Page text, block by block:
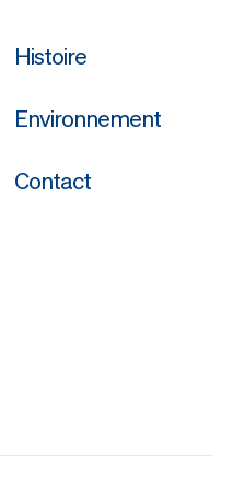
Histoire
Environnement
Contact